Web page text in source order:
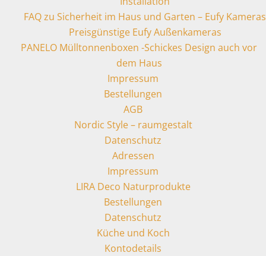
FAQ zu Sicherheit im Haus und Garten – Eufy Kameras
Preisgünstige Eufy Außenkameras
PANELO Mülltonnenboxen -Schickes Design auch vor
dem Haus
Impressum
Bestellungen
AGB
Nordic Style – raumgestalt
Datenschutz
Adressen
Impressum
LIRA Deco Naturprodukte
Bestellungen
Datenschutz
Küche und Koch
Kontodetails